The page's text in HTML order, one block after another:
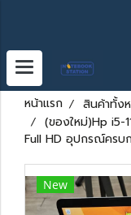
หน้าแรก สินค้าทั้ง
(ของใหม่)Hp i5-
Full HD อุปกรณ์คร
New